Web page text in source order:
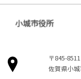
小城市役所
〒845-8511
佐賀県小